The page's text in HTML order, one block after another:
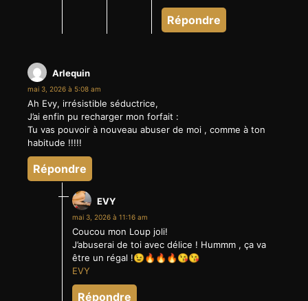
Répondre
Arlequin
mai 3, 2026 à 5:08 am
Ah Evy, irrésistible séductrice,
J’ai enfin pu recharger mon forfait :
Tu vas pouvoir à nouveau abuser de moi , comme à ton
habitude !!!!!
Répondre
EVY
mai 3, 2026 à 11:16 am
Coucou mon Loup joli!
J’abuserai de toi avec délice ! Hummm , ça va
être un régal !😉🔥🔥🔥😘😘
EVY
Répondre